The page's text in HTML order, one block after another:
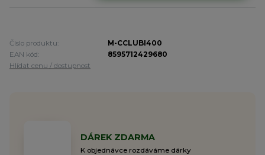
Číslo produktu:
M-CCLUBI400
EAN kód:
8595712429680
Hlídat cenu / dostupnost
DÁREK ZDARMA
K objednávce rozdáváme dárky